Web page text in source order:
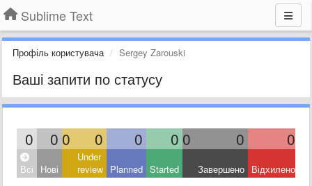
Sublime Text
Профіль користувача Sergey Zarouski
Ваші запити по статусу
0 0 0 0 0 0 0 0 0
Всі Нові
Under
review Planned Started Завершено Відхилено